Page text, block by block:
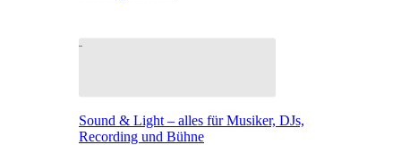
Sound & Light – alles für Musiker, DJs,
Recording und Bühne